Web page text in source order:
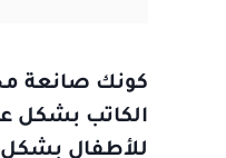
كونك صانعة
الكاتب بشكل
للأطفال